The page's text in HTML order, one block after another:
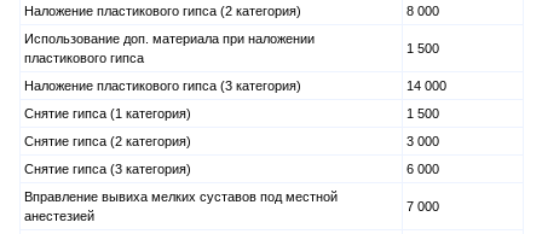
Наложение пластикового гипса (2 категория)
8 000
Использование доп. материала при наложении
пластикового гипса
1 500
Наложение пластикового гипса (3 категория)
14 000
Снятие гипса (1 категория)
1 500
Снятие гипса (2 категория)
3 000
Снятие гипса (3 категория)
6 000
Вправление вывиха мелких суставов под местной
анестезией
7 000